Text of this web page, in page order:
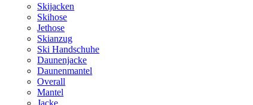
Skijacken
Skihose
Jethose
Skianzug
Ski Handschuhe
Daunenjacke
Daunenmantel
Overall
Mantel
Jacke